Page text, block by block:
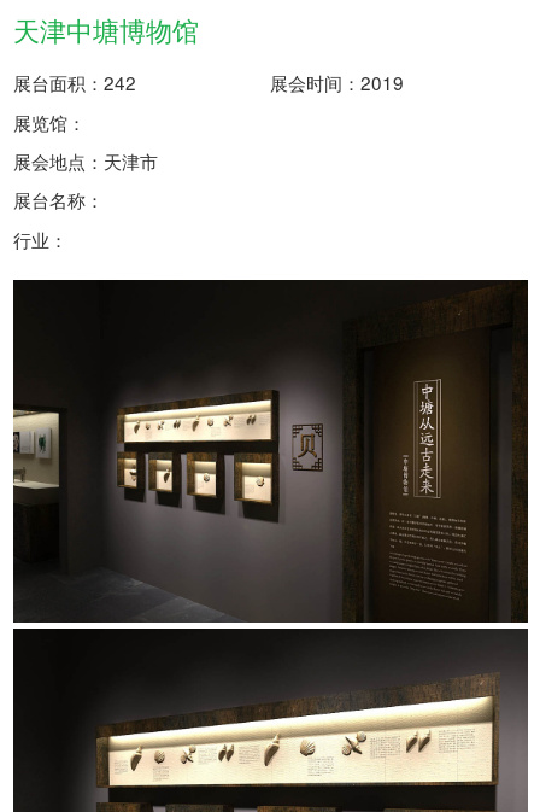
天津中塘博物馆
展台面积：242
展会时间：2019
展览馆：
展会地点：天津市
展台名称：
行业：